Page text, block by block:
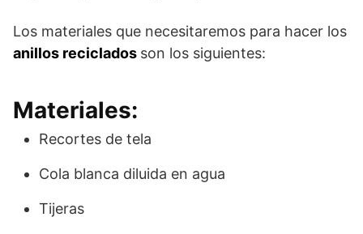
Los materiales que necesitaremos para hacer los
anillos reciclados son los siguientes:
Materiales:
Recortes de tela
Cola blanca diluida en agua
Tijeras